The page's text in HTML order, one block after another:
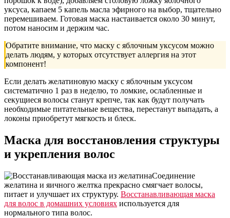
уксуса, капаем 5 капель масла эфирного на выбор, тщательно
перемешиваем. Готовая маска настаивается около 30 минут,
потом наносим и держим час.
Обратите внимание, что маску с яблочным уксусом можно
делать людям, у которых отсутствует аллергия на этот
компонент!
Если делать желатиновую маску с яблочным уксусом
систематично 1 раз в неделю, то ломкие, ослабленные и
секущиеся волосы станут крепче, так как будут получать
необходимые питательные вещества, перестанут выпадать, а
локоны приобретут мягкость и блеск.
Маска для восстановления структуры
и укрепления волос
Соединение
желатина и яичного желтка прекрасно смягчает волосы,
питает и улучшает их структуру. Восстанавливающая маска
для волос в домашних условиях используется для
нормального типа волос.